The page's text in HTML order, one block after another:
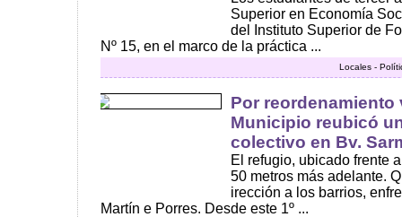
Superior en Economía
del Instituto Superior de
Nº 15, en el marco de la práctica ...
Locales -
Por reordenamiento
Municipio reubicó
colectivo en Bv.
El refugio, ubicado frente
50 metros más adelante.
irección a los barrios,
Martín e Porres. Desde este 1º ...